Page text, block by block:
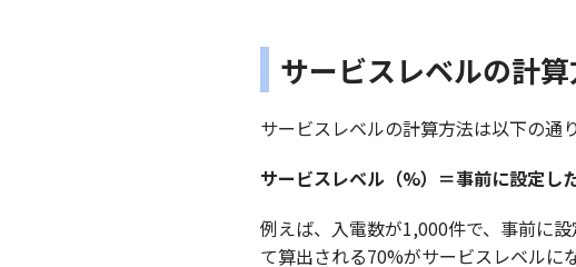
サービスレベルの計
サービスレベルの計算方法は以下の通り
サービスレベル（%）＝事前に設定
例えば、入電数が1,000件で、事前に
て算出される70%がサービスレベルに